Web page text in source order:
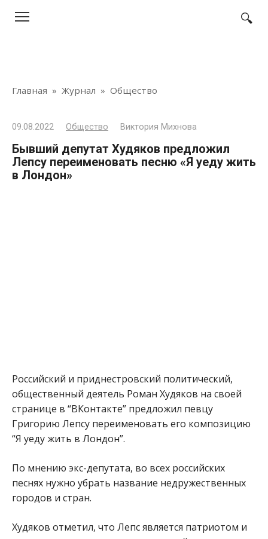
Главная » Журнал » Общество
09.08.2022 Общество Виктория Михнова
Бывший депутат Худяков предложил
Лепсу переименовать песню «Я уеду жить
в Лондон»
Российский и приднестровский политический,
общественный деятель Роман Худяков на своей
странице в “ВКонтакте” предложил певцу
Григорию Лепсу переименовать его композицию
“Я уеду жить в Лондон”.
По мнению экс-депутата, во всех российских
песнях нужно убрать название недружественных
городов и стран.
Худяков отметил, что Лепс является патриотом и